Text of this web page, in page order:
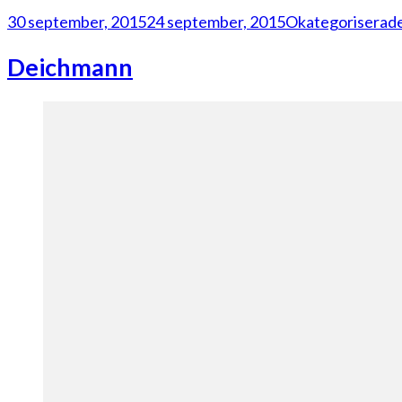
30 september, 201524 september, 2015
Deichmann